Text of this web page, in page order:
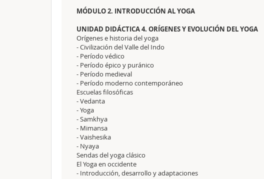
MÓDULO 2. INTRODUCCIÓN AL YOGA
UNIDAD DIDÁCTICA 4. ORÍGENES Y EVOLUCIÓN DEL YOGA
Orígenes e historia del yoga
- Civilización del Valle del Indo
- Período védico
- Período épico y puránico
- Período medieval
- Período moderno contemporáneo
Escuelas filosóficas
- Vedanta
- Yoga
- Samkhya
- Mimansa
- Vaishesika
- Nyaya
Sendas del yoga clásico
El Yoga en occidente
- Introducción, desarrollo y adaptaciones